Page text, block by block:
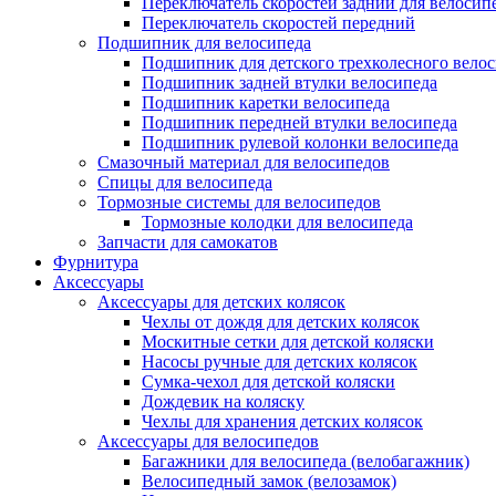
Переключатель скоростей передний
Подшипник для велосипеда
Подшипник для детского трехколесного
Подшипник задней втулки велосипеда
Подшипник каретки велосипеда
Подшипник передней втулки велосипеда
Подшипник рулевой колонки велосипеда
Смазочный материал для велосипедов
Спицы для велосипеда
Тормозные системы для велосипедов
Тормозные колодки для велосипеда
Запчасти для самокатов
Фурнитура
Аксессуары
Аксессуары для детских колясок
Чехлы от дождя для детских колясок
Москитные сетки для детской коляски
Насосы ручные для детских колясок
Сумка-чехол для детской коляски
Дождевик на коляску
Чехлы для хранения детских колясок
Аксессуары для велосипедов
Багажники для велосипеда (велобагажник)
Велосипедный замок (велозамок)